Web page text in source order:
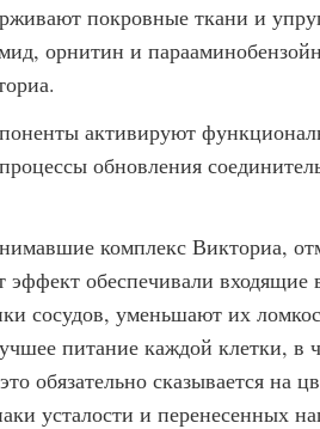
покровные ткани и
орнитин и
активируют
обновления
комплекс Викториа,
эффект обеспечивали входящие
сосудов, уменьшают их
питание каждой клетки, в
обязательно сказывается
усталости и перенесенных